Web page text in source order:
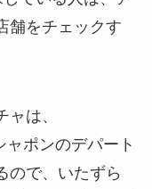
舗をチェックす
は、
ポンのデパート
ので、いたずら